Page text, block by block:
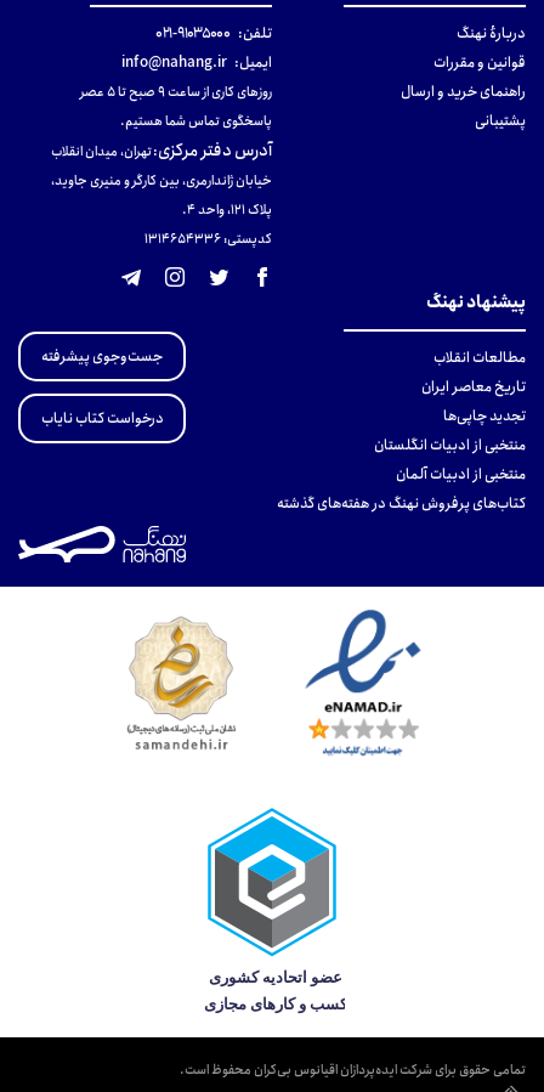
دربارهٔ نهنگ
قوانین و مقررات
راهنمای خرید و ارسال
پشتیبانی
تلفن: ۹۱۰۳۵۰۰۰-۰۲۱
ایمیل: info@nahang.ir
روزهای کاری از ساعت ۹ صبح تا ۵ عصر
پاسخگوی تماس شما هستیم.
آدرس دفتر مرکزی:تهران، میدان انقلاب
خیابان ژاندارمری، بین کارگر و منیری جاوید،
پلاک 121، واحد ۴.
کدپستی: 131465433۶
پیشنهاد نهنگ
مطالعات انقلاب
تاریخ معاصر ایران
تجدید چاپی‌ها
منتخبی از ادبیات انگلستان
منتخبی از ادبیات آلمان
کتاب‌های پرفروش نهنگ در هفته‌های گذشته
جست‌وجوی پیشرفته
درخواست کتاب نایاب
تمامی حقوق برای شرکت ایده‌پردازان اقیانوس بی‌کران محفوظ است.